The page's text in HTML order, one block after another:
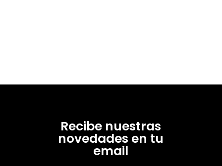
Recibe nuestras
novedades en tu
email